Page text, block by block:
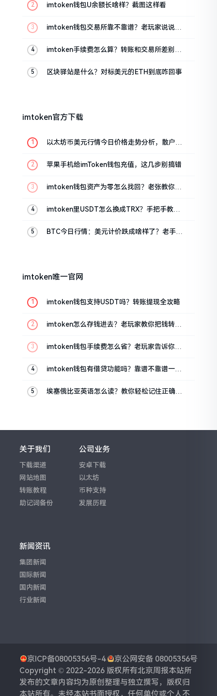
imtoken钱包U余额长啥样？截图这样看
imtoken钱包交易所靠不靠谱？老玩家说说心
imtoken手续费怎么算？转账和交易所差别大
区块驿站是什么？对标美元的ETH到底咋回事
imtoken官方下载
以太坊币美元行情今日价格走势分析，散户如
苹果手机给imToken钱包充值，这几步别搞错
imtoken钱包资产为零怎么找回？老张教你几
imtoken里USDT怎么换成TRX？手把手教你
BTC今日行情：美元计价跌成啥样了？老手教
imtoken唯一官网
imtoken钱包支持USDT吗？转账提现全攻略
imtoken怎么存钱进去？老玩家教你把钱转进
imtoken钱包手续费怎么省？老玩家告诉你几
imtoken钱包有借贷功能吗？靠谱不靠谱一文
埃塞俄比亚英语怎么读？教你轻松记住正确发
关于我们
下载渠道
网站地图
转账教程
助记词备份
公司业务
安卓下载
以太坊
币种支持
发展历程
新闻资讯
集团新闻
国际新闻
国内新闻
行业新闻
京ICP备08005356号-4
京公网安备 08005356号
Copyright © 2022-2026 版权所有北京周报本站所
发布的文章内容均为原创整理与独立撰写，版权归
本站所有。未经本站书面授权，任何单位或个人不